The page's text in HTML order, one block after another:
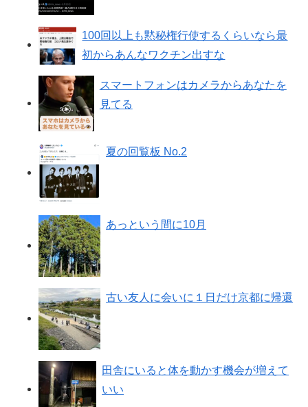
100回以上も黙秘権行使するくらいなら最
初からあんなワクチン出すな
スマートフォンはカメラからあなたを
見てる
夏の回覧板 No.2
あっという間に10月
古い友人に会いに１日だけ京都に帰還
田舎にいると体を動かす機会が増えて
いい